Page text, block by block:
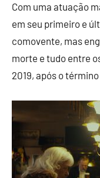
Com uma atuação
em seu primeiro e
comovente, mas
morte e tudo entre
2019, após o